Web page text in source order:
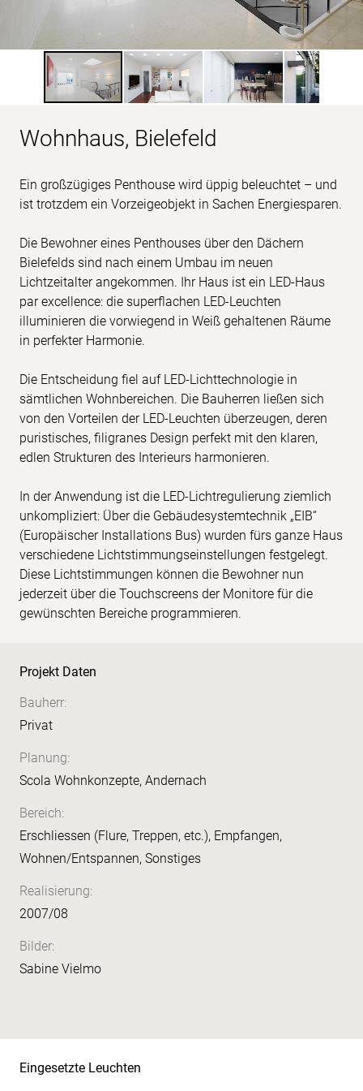
Wohnhaus, Bielefeld
Ein großzügiges Penthouse wird üppig beleuchtet – und
ist trotzdem ein Vorzeigeobjekt in Sachen Energiesparen.
Die Bewohner eines Penthouses über den Dächern
Bielefelds sind nach einem Umbau im neuen
Lichtzeitalter angekommen. Ihr Haus ist ein LED-Haus
par excellence: die superflachen LED-Leuchten
illuminieren die vorwiegend in Weiß gehaltenen Räume
in perfekter Harmonie.
Die Entscheidung fiel auf LED-Lichttechnologie in
sämtlichen Wohnbereichen. Die Bauherren ließen sich
von den Vorteilen der LED-Leuchten überzeugen, deren
puristisches, filigranes Design perfekt mit den klaren,
edlen Strukturen des Interieurs harmonieren.
In der Anwendung ist die LED-Lichtregulierung ziemlich
unkompliziert: Über die Gebäudesystemtechnik „EIB“
(Europäischer Installations Bus) wurden fürs ganze Haus
verschiedene Lichtstimmungseinstellungen festgelegt.
Diese Lichtstimmungen können die Bewohner nun
jederzeit über die Touchscreens der Monitore für die
gewünschten Bereiche programmieren.
Projekt Daten
Bauherr:
Privat
Planung:
Scola Wohnkonzepte, Andernach
Bereich:
Erschliessen (Flure, Treppen, etc.), Empfangen,
Wohnen/Entspannen, Sonstiges
Realisierung:
2007/08
Bilder:
Sabine Vielmo
Eingesetzte Leuchten